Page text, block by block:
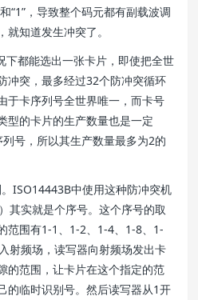
“1”，导致整个码元都有副载波调
知道发生冲突了。
都能选出一张卡片，即使把全世
冲突，最多经过32个防冲突循环
于卡序列号全世界唯一，而卡号
型的卡片的生产数量也是一定
号，所以其生产数量最多为2的
ISO14443B中使用这种防冲突机
其实就是个序号。这个序号的取
范围有1-1、1-2、1-4、1-8、1-
射频场，读写器向射频场发出卡
的范围，让卡片在这个指定的范
的临时识别号。然后读写器从1开